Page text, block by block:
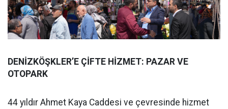
DENİZKÖŞKLER’E ÇİFTE HİZMET: PAZAR VE
OTOPARK
44 yıldır Ahmet Kaya Caddesi ve çevresinde hizmet